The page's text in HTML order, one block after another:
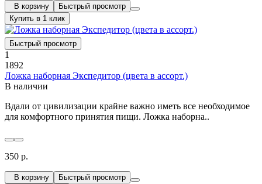
В корзину
Быстрый просмотр
Купить в 1 клик
Быстрый просмотр
1
1892
Ложка наборная Экспедитор (цвета в ассорт.)
В наличии
Вдали от цивилизации крайне важно иметь все необходимое
для комфортного принятия пищи. Ложка наборна..
350 р.
В корзину
Быстрый просмотр